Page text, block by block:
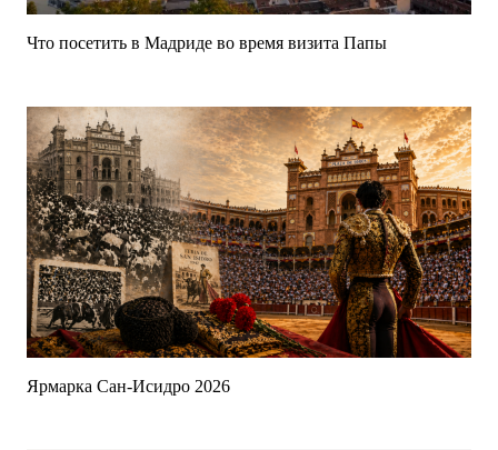
Что посетить в Мадриде во время визита Папы
Ярмарка Сан-Исидро 2026